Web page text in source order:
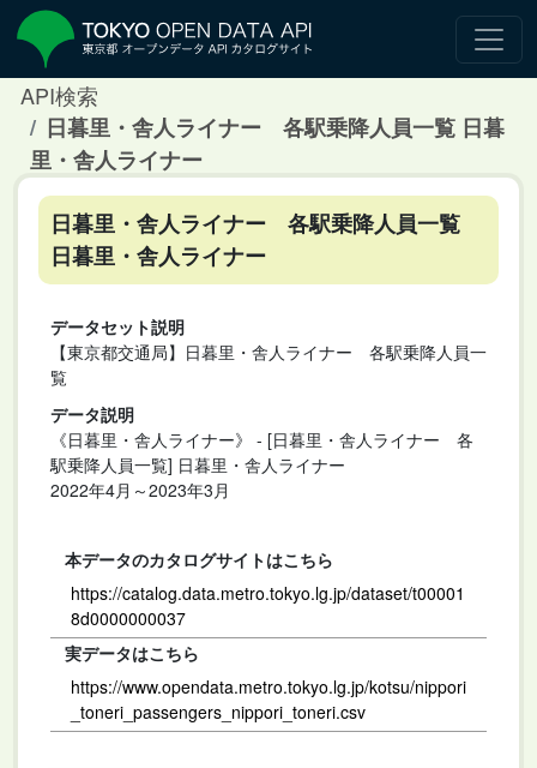
API検索
日暮里・舎人ライナー 各駅乗降人員一覧 日暮
里・舎人ライナー
日暮里・舎人ライナー 各駅乗降人員一覧
日暮里・舎人ライナー
データセット説明
【東京都交通局】日暮里・舎人ライナー 各駅乗降人員一
覧
データ説明
《日暮里・舎人ライナー》 - [日暮里・舎人ライナー 各
駅乗降人員一覧] 日暮里・舎人ライナー
2022年4月～2023年3月
本データのカタログサイトはこちら
https://catalog.data.metro.tokyo.lg.jp/dataset/t00001
8d0000000037
実データはこちら
https://www.opendata.metro.tokyo.lg.jp/kotsu/nippori
_toneri_passengers_nippori_toneri.csv